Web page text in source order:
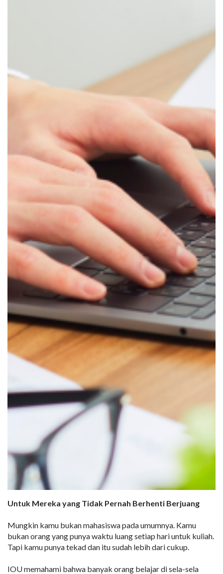
Untuk Mereka yang Tidak Pernah Berhenti Berjuang
Mungkin kamu bukan mahasiswa pada umumnya. Kamu
bukan orang yang punya waktu luang setiap hari untuk kuliah.
Tapi kamu punya tekad dan itu sudah lebih dari cukup.
IOU memahami bahwa banyak orang belajar di sela-sela